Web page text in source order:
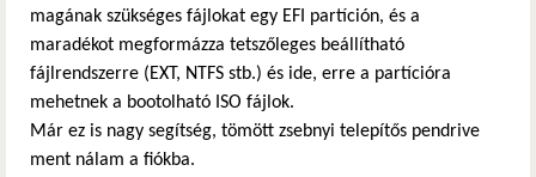
magának szükséges fájlokat egy EFI partíción, és a
maradékot megformázza tetszőleges beállítható
fájlrendszerre (EXT, NTFS stb.) és ide, erre a partícióra
mehetnek a bootolható ISO fájlok.
Már ez is nagy segítség, tömött zsebnyi telepítős pendrive
ment nálam a fiókba.